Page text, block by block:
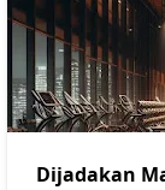
Dijadakan